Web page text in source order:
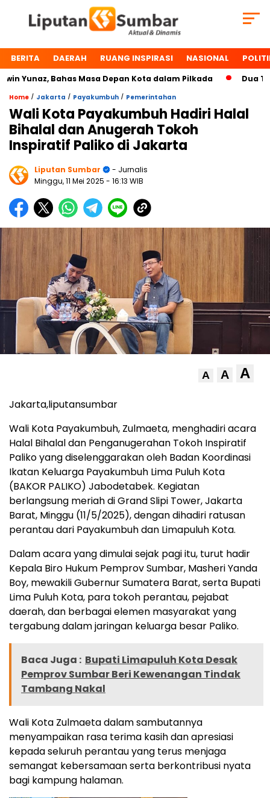
BERITA DAERAH RUANG INSPIRASI NASIONAL
Yunaz, Bahas Masa Depan Kota dalam Pilkada Dua
Home / Jakarta / Payakumbuh / Pemerintahan
Wali Kota Payakumbuh Hadiri Halal
Bihalal dan Anugerah Tokoh
Inspiratif Paliko di Jakarta
Liputan Sumbar
- Jurnalis
Minggu, 11 Mei 2025 - 16:13 WIB
A A A
Jakarta,liputansumbar
Wali Kota Payakumbuh, Zulmaeta, menghadiri acara
Halal Bihalal dan Penganugerahan Tokoh Inspiratif
Paliko yang diselenggarakan oleh Badan Koordinasi
Ikatan Keluarga Payakumbuh Lima Puluh Kota
(BAKOR PALIKO) Jabodetabek. Kegiatan
berlangsung meriah di Grand Slipi Tower, Jakarta
Barat, Minggu (11/5/2025), dengan dihadiri ratusan
perantau dari Payakumbuh dan Limapuluh Kota.
Dalam acara yang dimulai sejak pagi itu, turut hadir
Kepala Biro Hukum Pemprov Sumbar, Masheri Yanda
Boy, mewakili Gubernur Sumatera Barat, serta Bupati
Lima Puluh Kota, para tokoh perantau, pejabat
daerah, dan berbagai elemen masyarakat yang
tergabung dalam jaringan keluarga besar Paliko.
Baca Juga : Bupati Limapuluh Kota Desak
Pemprov Sumbar Beri Kewenangan Tindak
Tambang Nakal
Wali Kota Zulmaeta dalam sambutannya
menyampaikan rasa terima kasih dan apresiasi
kepada seluruh perantau yang terus menjaga
semangat kebersamaan serta berkontribusi nyata
bagi kampung halaman.